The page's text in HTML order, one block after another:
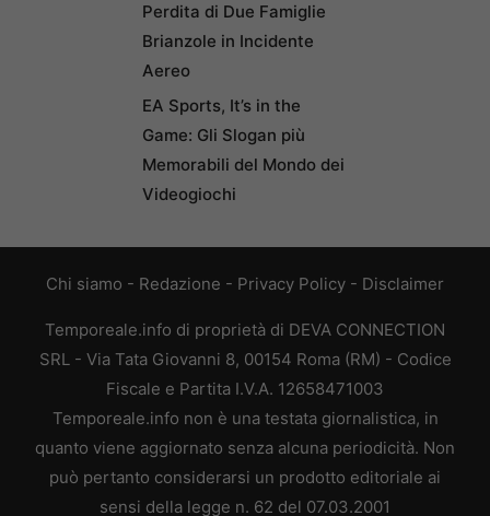
Perdita di Due Famiglie
Brianzole in Incidente
Aereo
EA Sports, It’s in the
Game: Gli Slogan più
Memorabili del Mondo dei
Videogiochi
Chi siamo - Redazione - Privacy Policy - Disclaimer
Temporeale.info di proprietà di DEVA CONNECTION
SRL - Via Tata Giovanni 8, 00154 Roma (RM) - Codice
Fiscale e Partita I.V.A. 12658471003
Temporeale.info non è una testata giornalistica, in
quanto viene aggiornato senza alcuna periodicità. Non
può pertanto considerarsi un prodotto editoriale ai
sensi della legge n. 62 del 07.03.2001